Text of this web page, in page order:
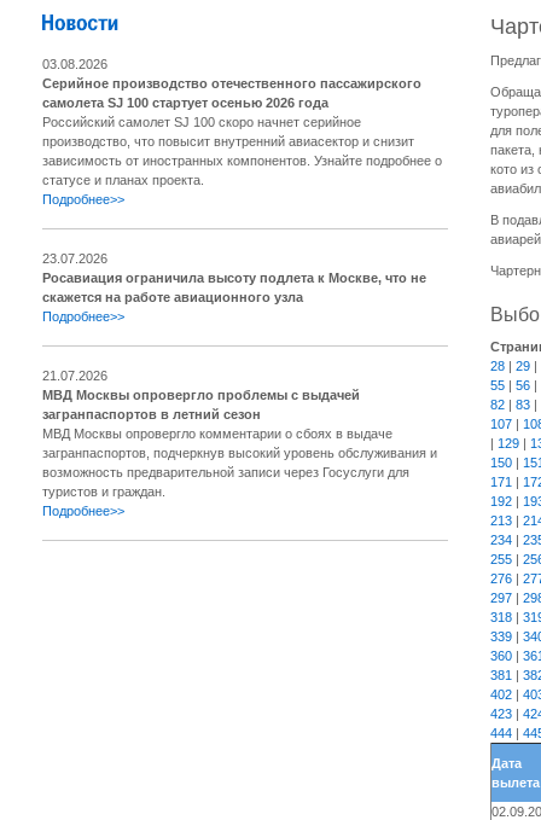
03.08.2026
Серийное производство отечественного пассажирского
самолета SJ 100 стартует осенью 2026 года
Российский самолет SJ 100 скоро начнет серийное
производство, что повысит внутренний авиасектор и снизит
зависимость от иностранных компонентов. Узнайте подробнее о
статусе и планах проекта.
Подробнее>>
23.07.2026
Росавиация ограничила высоту подлета к Москве, что не
скажется на работе авиационного узла
Подробнее>>
21.07.2026
МВД Москвы опровергло проблемы с выдачей
загранпаспортов в летний сезон
МВД Москвы опровергло комментарии о сбоях в выдаче
загранпаспортов, подчеркнув высокий уровень обслуживания и
возможность предварительной записи через Госуслуги для
туристов и граждан.
Подробнее>>
для
пакета,
кото из
В
28 | 29 |
55 | 56 |
82 | 83 |
107 |
| 129 |
150 |
171 |
192 |
213 |
234 |
255 |
276 |
297 |
318 |
339 |
360 |
381 |
402 |
423 |
444 |
Дата
вылета